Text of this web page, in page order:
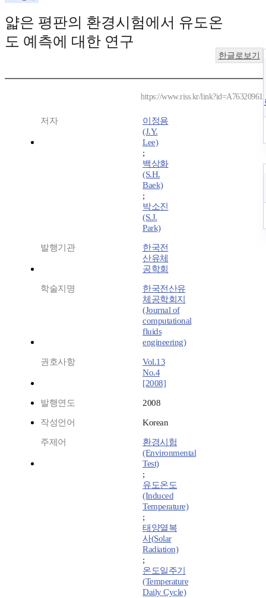
얇은 평판의 환경시험에서 유도온
도 예측에 대한 연구
한글로보기
https://www.riss.kr/link?id=A76320961
저자
이정용
(J.Y.
Lee)
;
백상화
(S.H.
Baek)
;
박소진
(S.J.
Park)
발행기관
한국전
산유체
공학회
학술지명
한국전산유
체공학회지
(Journal of
computational
fluids
engineering)
권호사항
Vol.13
No.4
[2008]
발행연도 2008
작성언어 Korean
주제어
환경시험
(Environmental
Test)
;
유도온도
(Induced
Temperature)
;
태양열복
사(Solar
Radiation)
;
온도일주기
(Temperature
Daily Cycle)